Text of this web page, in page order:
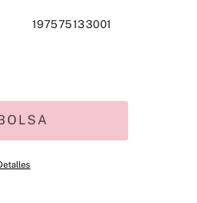
197575133001